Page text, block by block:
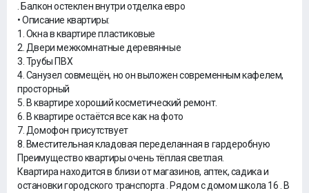
. Балкон остеклен внутри отделка евро
• Описание квартиры:
1. Окна в квартире пластиковые
2. Двери межкомнатные деревянные
3. Трубы ПВХ
4. Санузел совмещён, но он выложен современным кафелем,
просторный
5. В квартире хороший косметический ремонт.
6. В квартире остаётся все как на фото
7. Домофон присутствует
8. Вместительная кладовая переделанная в гардеробную
Преимущество квартиры очень тёплая светлая.
Квартира находится в близи от магазинов, аптек, садика и
остановки городского транспорта . Рядом с домом школа 16 . В